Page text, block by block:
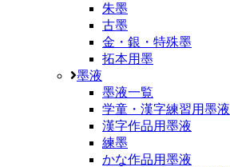
朱墨
古墨
金・銀・特殊墨
拓本用墨
墨液
墨液一覧
学童・漢字練習用墨液
漢字作品用墨液
練墨
かな作品用墨液